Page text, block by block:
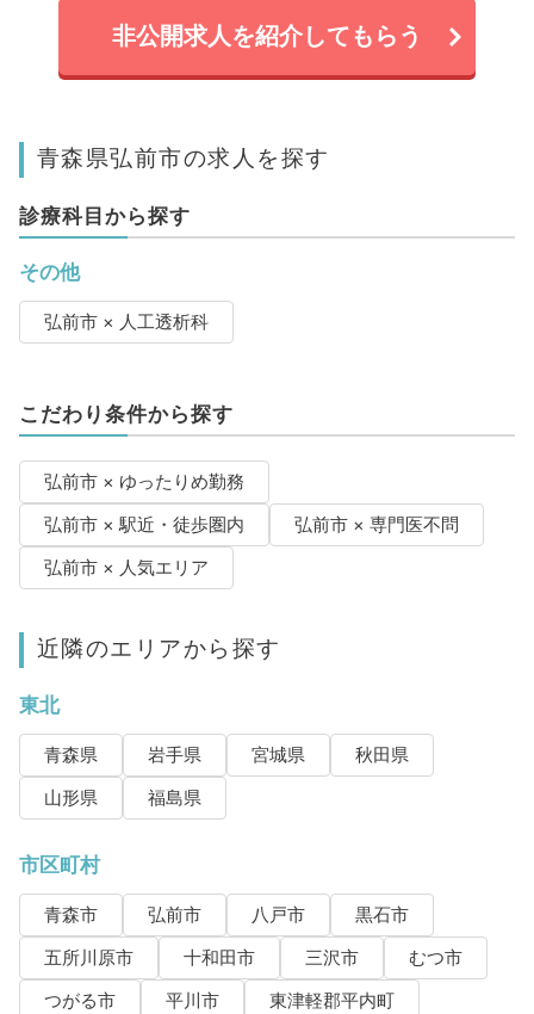
非公開求人を紹介してもらう
青森県弘前市の求人を探す
診療科目から探す
その他
弘前市 × 人工透析科
こだわり条件から探す
弘前市 × ゆったりめ勤務
弘前市 × 駅近・徒歩圏内
弘前市 × 専門医不問
弘前市 × 人気エリア
近隣のエリアから探す
東北
青森県 岩手県 宮城県
秋田県
山形県
福島県
市区町村
青森市 弘前市 八戸市
黒石市
五所川原市
十和田市 三沢市
むつ市
つがる市
平川市
東津軽郡平内町